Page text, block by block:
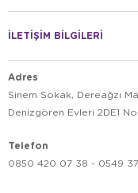
İLETİŞİM BİLGİLERİ
Adres
Sinem Sokak, Dereağzı
Denizgören Evleri 2DE1
Telefon
0850 420 07 38 - 0549